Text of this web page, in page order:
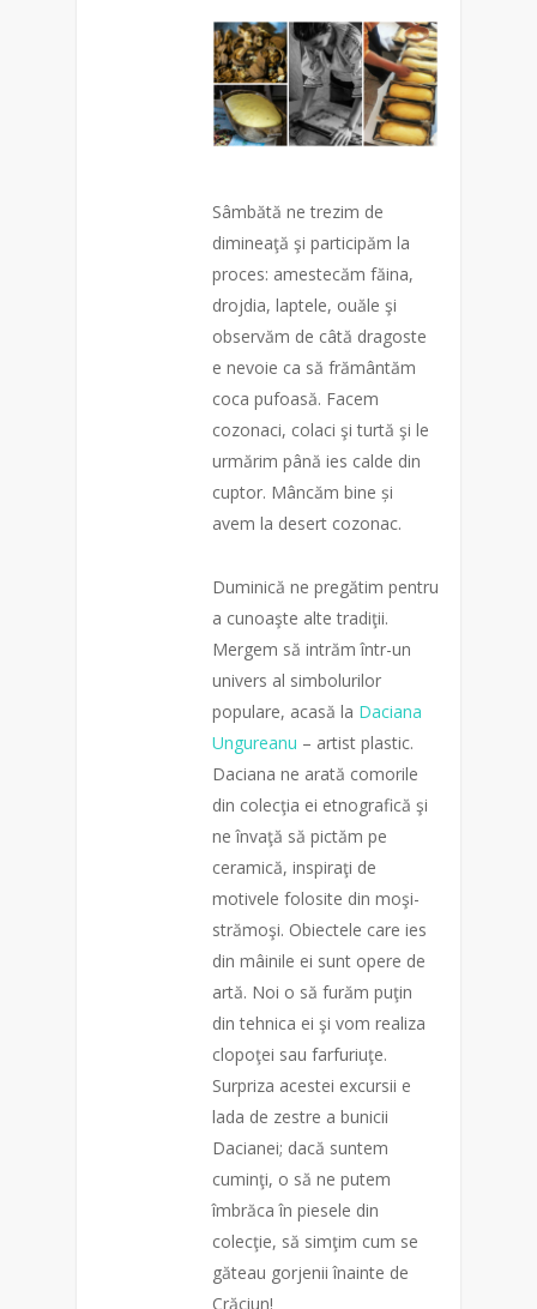
Sâmbătă ne trezim de
dimineaţă şi participăm la
proces: amestecăm făina,
drojdia, laptele, ouăle şi
observăm de câtă dragoste
e nevoie ca să frământăm
coca pufoasă. Facem
cozonaci, colaci şi turtă şi le
urmărim până ies calde din
cuptor. Mâncăm bine și
avem la desert cozonac.
Duminică ne pregătim pentru
a cunoaşte alte tradiţii.
Mergem să intrăm într-un
univers al simbolurilor
populare, acasă la Daciana
Ungureanu – artist plastic.
Daciana ne arată comorile
din colecţia ei etnografică şi
ne învaţă să pictăm pe
ceramică, inspiraţi de
motivele folosite din moşi-
strămoşi. Obiectele care ies
din mâinile ei sunt opere de
artă. Noi o să furăm puţin
din tehnica ei şi vom realiza
clopoţei sau farfuriuţe.
Surpriza acestei excursii e
lada de zestre a bunicii
Dacianei; dacă suntem
cuminţi, o să ne putem
îmbrăca în piesele din
colecţie, să simţim cum se
găteau gorjenii înainte de
Crăciun!